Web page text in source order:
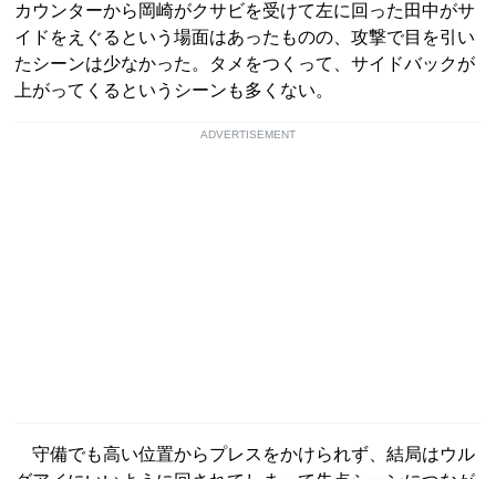
カウンターから岡崎がクサビを受けて左に回った田中がサ
イドをえぐるという場面はあったものの、攻撃で目を引い
たシーンは少なかった。タメをつくって、サイドバックが
上がってくるというシーンも多くない。
ADVERTISEMENT
守備でも高い位置からプレスをかけられず、結局はウル